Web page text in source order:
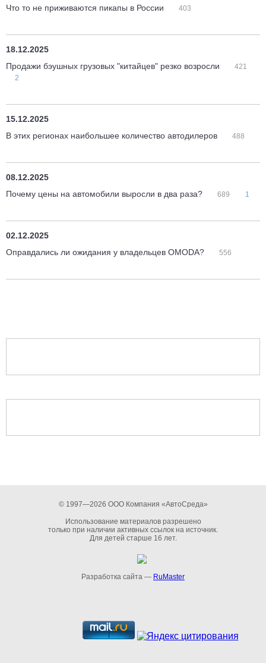
Что то не приживаются пикапы в России
403
18.12.2025
Продажи бэушных грузовых "китайцев" резко возросли
421
2
15.12.2025
В этих регионах наибольшее количество автодилеров
488
08.12.2025
Почему цены на автомобили выросли в два раза?
689 1
02.12.2025
Оправдались ли ожидания у владельцев OMODA?
556
© 1997—2026 ООО Компания «АвтоСреда»
Использование материалов разрешено
только при наличии активных ссылок на источник.
Для детей старше 16 лет.
Разработка сайта — RuMaster